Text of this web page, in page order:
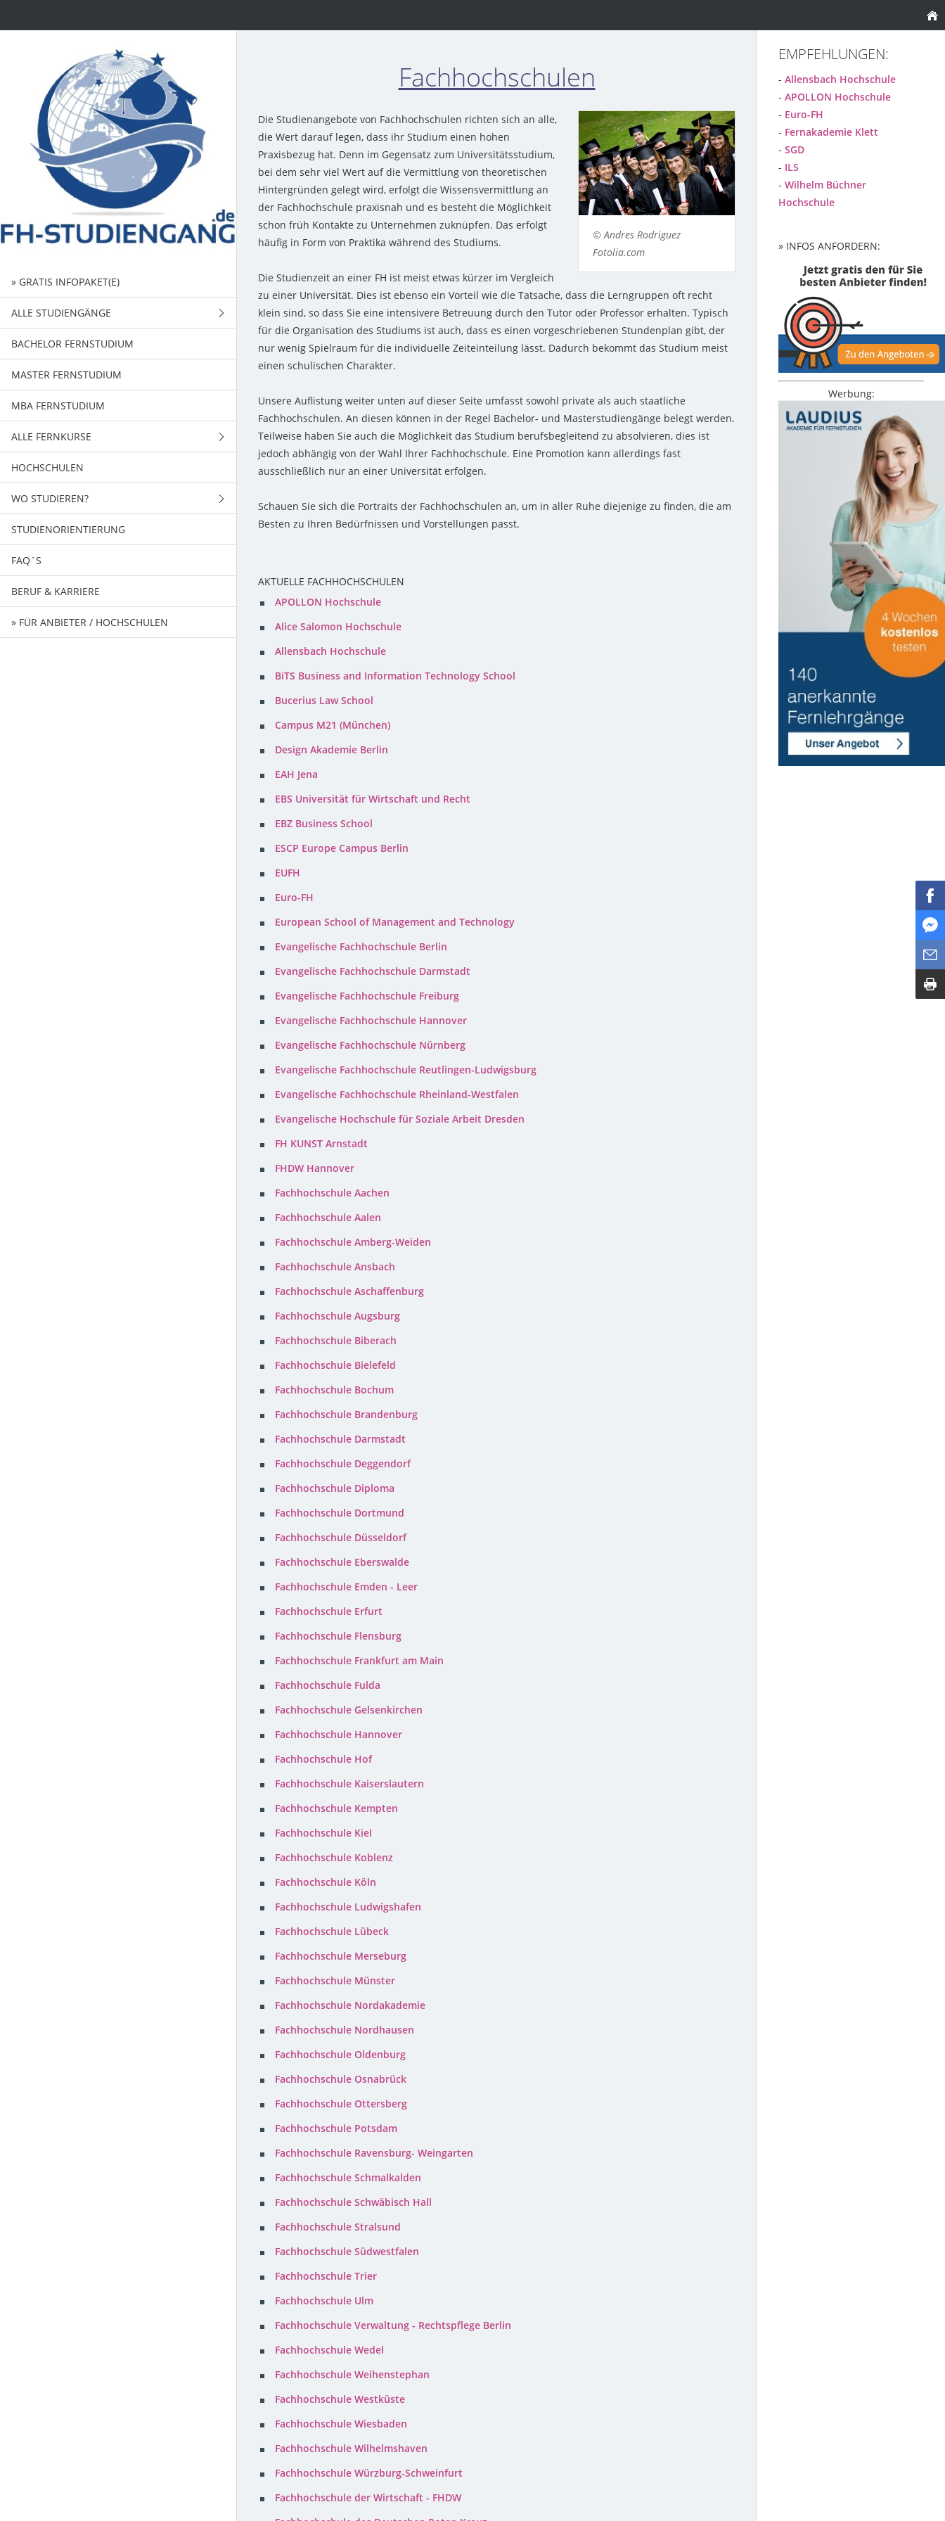
» GRATIS INFOPAKET(E)
ALLE STUDIENGÄNGE
FERNSTUDIENGÄNGE
BACHELORSTUDIENGÄNGE
MASTERSTUDIENGÄNGE
BACHELOR FERNSTUDIUM
MASTER FERNSTUDIUM
MBA FERNSTUDIUM
ALLE FERNKURSE
WIRTSCHAFT
EDV - TECHNIK
SPRACHEN / KOMMUNIKATION
PSYCHOLOGIE
GESUNDHEIT / ERFOLG
SCHULABSCHLÜSSE
HOCHSCHULEN
WO STUDIEREN?
BADEN-WÜRTTEMBERG
BAYERN
BERLIN
BRANDENBURG
STUDIENORIENTIERUNG
FAQ´S
BERUF & KARRIERE
» FÜR ANBIETER / HOCHSCHULEN
Fachhochschulen
© Andres Rodriguez
Fotolia.com
Die Studienangebote von Fachhochschulen richten sich an alle,
die Wert darauf legen, dass ihr Studium einen hohen
Praxisbezug hat. Denn im Gegensatz zum Universitätsstudium,
bei dem sehr viel Wert auf die Vermittlung von theoretischen
Hintergründen gelegt wird, erfolgt die Wissensvermittlung an
der Fachhochschule praxisnah und es besteht die Möglichkeit
schon früh Kontakte zu Unternehmen zuknüpfen. Das erfolgt
häufig in Form von Praktika während des Studiums.
Die Studienzeit an einer FH ist meist etwas kürzer im Vergleich
zu einer Universität. Dies ist ebenso ein Vorteil wie die Tatsache, dass die Lerngruppen oft recht
klein sind, so dass Sie eine intensivere Betreuung durch den Tutor oder Professor erhalten. Typisch
für die Organisation des Studiums ist auch, dass es einen vorgeschriebenen Stundenplan gibt, der
nur wenig Spielraum für die individuelle Zeiteinteilung lässt. Dadurch bekommt das Studium meist
einen schulischen Charakter.
Unsere Auflistung weiter unten auf dieser Seite umfasst sowohl private als auch staatliche
Fachhochschulen. An diesen können in der Regel Bachelor- und Masterstudiengänge belegt werden.
Teilweise haben Sie auch die Möglichkeit das Studium berufsbegleitend zu absolvieren, dies ist
jedoch abhängig von der Wahl Ihrer Fachhochschule. Eine Promotion kann allerdings fast
ausschließlich nur an einer Universität erfolgen.
Schauen Sie sich die Portraits der Fachhochschulen an, um in aller Ruhe diejenige zu finden, die am
Besten zu Ihren Bedürfnissen und Vorstellungen passt.
AKTUELLE FACHHOCHSCHULEN
APOLLON Hochschule
Alice Salomon Hochschule
Allensbach Hochschule
BiTS Business and Information Technology School
Bucerius Law School
Campus M21 (München)
Design Akademie Berlin
EAH Jena
EBS Universität für Wirtschaft und Recht
EBZ Business School
ESCP Europe Campus Berlin
EUFH
Euro-FH
European School of Management and Technology
Evangelische Fachhochschule Berlin
Evangelische Fachhochschule Darmstadt
Evangelische Fachhochschule Freiburg
Evangelische Fachhochschule Hannover
Evangelische Fachhochschule Nürnberg
Evangelische Fachhochschule Reutlingen-Ludwigsburg
Evangelische Fachhochschule Rheinland-Westfalen
Evangelische Hochschule für Soziale Arbeit Dresden
FH KUNST Arnstadt
FHDW Hannover
Fachhochschule Aachen
Fachhochschule Aalen
Fachhochschule Amberg-Weiden
Fachhochschule Ansbach
Fachhochschule Aschaffenburg
Fachhochschule Augsburg
Fachhochschule Biberach
Fachhochschule Bielefeld
Fachhochschule Bochum
Fachhochschule Brandenburg
Fachhochschule Darmstadt
Fachhochschule Deggendorf
Fachhochschule Diploma
Fachhochschule Dortmund
Fachhochschule Düsseldorf
Fachhochschule Eberswalde
Fachhochschule Emden - Leer
Fachhochschule Erfurt
Fachhochschule Flensburg
Fachhochschule Frankfurt am Main
Fachhochschule Fulda
Fachhochschule Gelsenkirchen
Fachhochschule Hannover
Fachhochschule Hof
Fachhochschule Kaiserslautern
Fachhochschule Kempten
Fachhochschule Kiel
Fachhochschule Koblenz
Fachhochschule Köln
Fachhochschule Ludwigshafen
Fachhochschule Lübeck
Fachhochschule Merseburg
Fachhochschule Münster
Fachhochschule Nordakademie
Fachhochschule Nordhausen
Fachhochschule Oldenburg
Fachhochschule Osnabrück
Fachhochschule Ottersberg
Fachhochschule Potsdam
Fachhochschule Ravensburg- Weingarten
Fachhochschule Schmalkalden
Fachhochschule Schwäbisch Hall
Fachhochschule Stralsund
Fachhochschule Südwestfalen
Fachhochschule Trier
Fachhochschule Ulm
Fachhochschule Verwaltung - Rechtspflege Berlin
Fachhochschule Wedel
Fachhochschule Weihenstephan
Fachhochschule Westküste
Fachhochschule Wiesbaden
Fachhochschule Wilhelmshaven
Fachhochschule Würzburg-Schweinfurt
Fachhochschule der Wirtschaft - FHDW
EMPFEHLUNGEN:
- Allensbach Hochschule
- APOLLON Hochschule
- Euro-FH
- Fernakademie Klett
- SGD
- ILS
- Wilhelm Büchner
Hochschule
» INFOS ANFORDERN:
Werbung: